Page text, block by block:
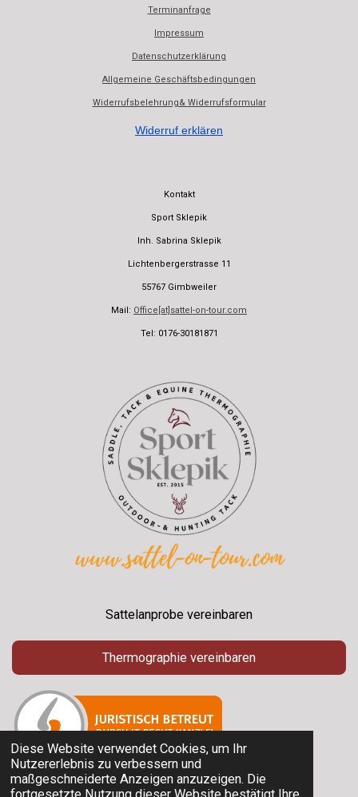
Diese Website verwendet Cookies, um Ihr
Nutzererlebnis zu verbessern und
maßgeschneiderte Anzeigen anzuzeigen. Die
fortgesetzte Nutzung dieser Website bestätigt Ihre
o
o
A
p
Terminanfrage
Impressum
Datenschutzerklärung
Allgemeine Geschäftsbedingungen
Widerrufsbelehrung& Widerrufsformular
Widerruf erklären
Kontakt
Sport Sklepik
Inh. Sabrina Sklepik
Lichtenbergerstrasse 11
55767 Gimbweiler
Mail: Office[at]sattel-on-tour.com
Tel: 0176-30181871
Sattelanprobe vereinbaren
Thermographie vereinbaren
© 2025 Sport Sklepik